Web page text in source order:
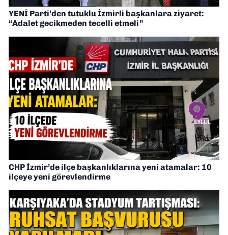
YENİ Parti’den tutuklu İzmirli başkanlara ziyaret:
“Adalet gecikmeden tecelli etmeli”
CHP İzmir’de ilçe başkanlıklarına yeni atamalar: 10
ilçeye yeni görevlendirme